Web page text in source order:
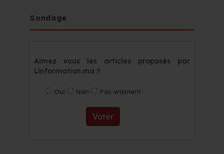
Sondage
Aimez vous les articles proposés par
Linformation.ma ?
Oui Non Pas vraiment
Voter